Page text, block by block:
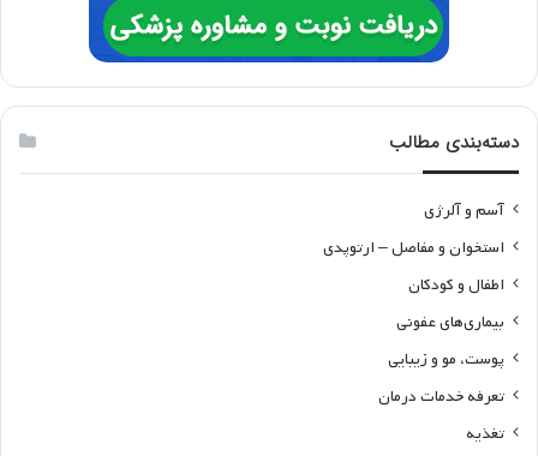
دسته‌بندی مطالب
آسم و آلرژی
استخوان و مفاصل – ارتوپدی
اطفال و کودکان
بیماری‌های عفونی
پوست، مو و زیبایی
تعرفه خدمات درمان
تغذیه